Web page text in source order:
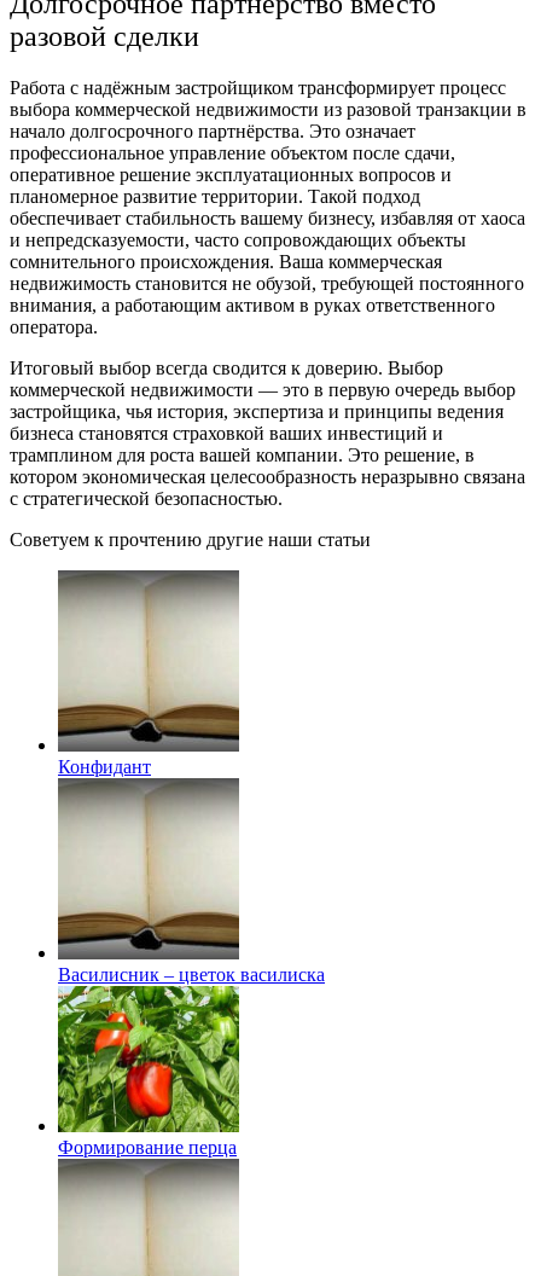
разовой сделки
Работа с надёжным застройщиком трансформирует процесс
выбора коммерческой недвижимости из разовой транзакции в
начало долгосрочного партнёрства. Это означает
профессиональное управление объектом после сдачи,
оперативное решение эксплуатационных вопросов и
планомерное развитие территории. Такой подход
обеспечивает стабильность вашему бизнесу, избавляя от хаоса
и непредсказуемости, часто сопровождающих объекты
сомнительного происхождения. Ваша коммерческая
недвижимость становится не обузой, требующей постоянного
внимания, а работающим активом в руках ответственного
оператора.
Итоговый выбор всегда сводится к доверию. Выбор
коммерческой недвижимости — это в первую очередь выбор
застройщика, чья история, экспертиза и принципы ведения
бизнеса становятся страховкой ваших инвестиций и
трамплином для роста вашей компании. Это решение, в
котором экономическая целесообразность неразрывно связана
с стратегической безопасностью.
Советуем к прочтению другие наши статьи
Конфидант
Василисник – цветок василиска
Формирование перца